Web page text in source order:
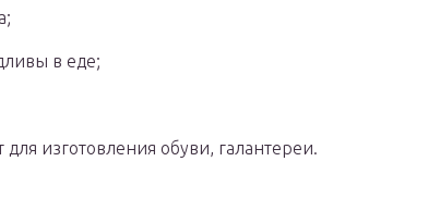
в еде;
изготовления обуви, галантереи.